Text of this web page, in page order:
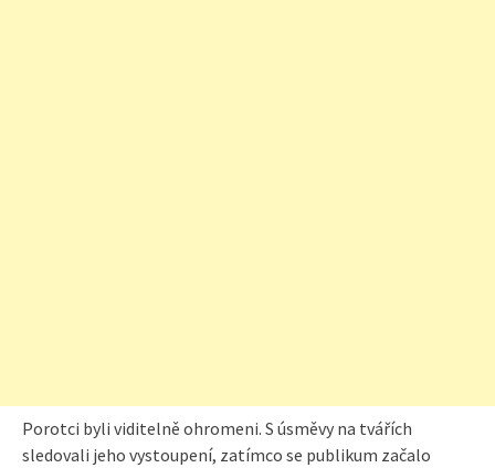
Porotci byli viditelně ohromeni. S úsměvy na tvářích
sledovali jeho vystoupení, zatímco se publikum začalo